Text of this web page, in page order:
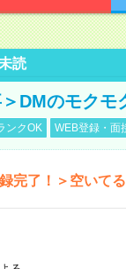
読
DMのモクモ
ンクOK WEB登録・面
完了！＞空いて